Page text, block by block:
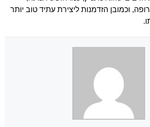
וכמובן הזדמנות ליצירת עתיד טוב יותר